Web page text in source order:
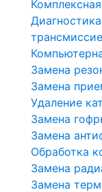
Замена
Замена
Удаление
Замена
Замена
Обработка
Замена
Замена